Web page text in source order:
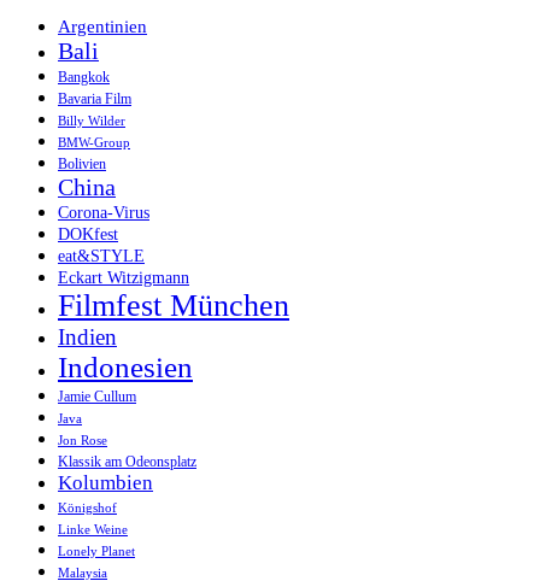
Argentinien
Bali
Bangkok
Bavaria Film
Billy Wilder
BMW-Group
Bolivien
China
Corona-Virus
DOKfest
eat&STYLE
Eckart Witzigmann
Filmfest München
Indien
Indonesien
Jamie Cullum
Java
Jon Rose
Klassik am Odeonsplatz
Kolumbien
Königshof
Linke Weine
Lonely Planet
Malaysia